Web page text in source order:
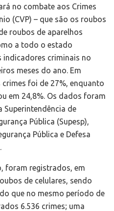
no combate aos Crimes
(CVP) – que são os roubos
roubos de aparelhos
a todo o estado
indicadores criminais no
meses do ano. Em
foi de 27%, enquanto
em 24,8%. Os dados foram
Superintendência de
Pública (Supesp),
Pública e Defesa
foram registrados, em
de celulares, sendo
que no mesmo período de
6.536 crimes; uma